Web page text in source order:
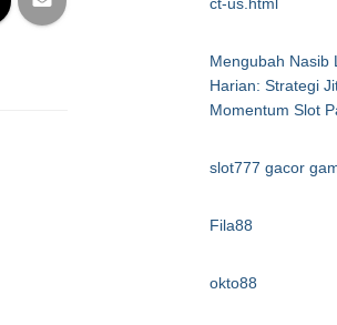
Mengubah Nasib
Harian: Strategi
Momentum Slot
slot777 gacor
Fila88
okto88